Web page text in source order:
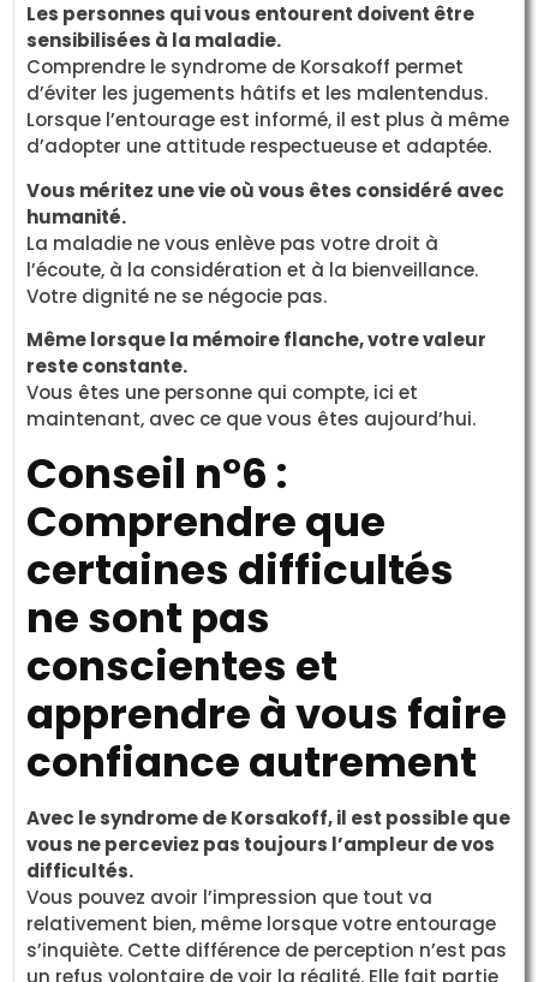
Les personnes qui vous entourent doivent être
sensibilisées à la maladie.
Comprendre le syndrome de Korsakoff permet
d’éviter les jugements hâtifs et les malentendus.
Lorsque l’entourage est informé, il est plus à même
d’adopter une attitude respectueuse et adaptée.
Vous méritez une vie où vous êtes considéré avec
humanité.
La maladie ne vous enlève pas votre droit à
l’écoute, à la considération et à la bienveillance.
Votre dignité ne se négocie pas.
Même lorsque la mémoire flanche, votre valeur
reste constante.
Vous êtes une personne qui compte, ici et
maintenant, avec ce que vous êtes aujourd’hui.
Conseil n°6 :
Comprendre que
certaines difficultés
ne sont pas
conscientes et
apprendre à vous faire
confiance autrement
Avec le syndrome de Korsakoff, il est possible que
vous ne perceviez pas toujours l’ampleur de vos
difficultés.
Vous pouvez avoir l’impression que tout va
relativement bien, même lorsque votre entourage
s’inquiète. Cette différence de perception n’est pas